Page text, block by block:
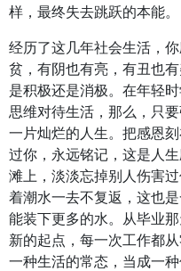
样，最终失去跳跃的本能。
经历了这几年社会生活，
贫，有阴也有亮，有丑也
是积极还是消极。在年轻
思维对待生活，那么，只
一片灿烂的人生。把感恩
过你，永远铭记，这是人
滩上，淡淡忘掉别人伤害
着潮水一去不复返，这也
能装下更多的水。从毕业
新的起点，每一次工作都
一种生活的常态，当成一